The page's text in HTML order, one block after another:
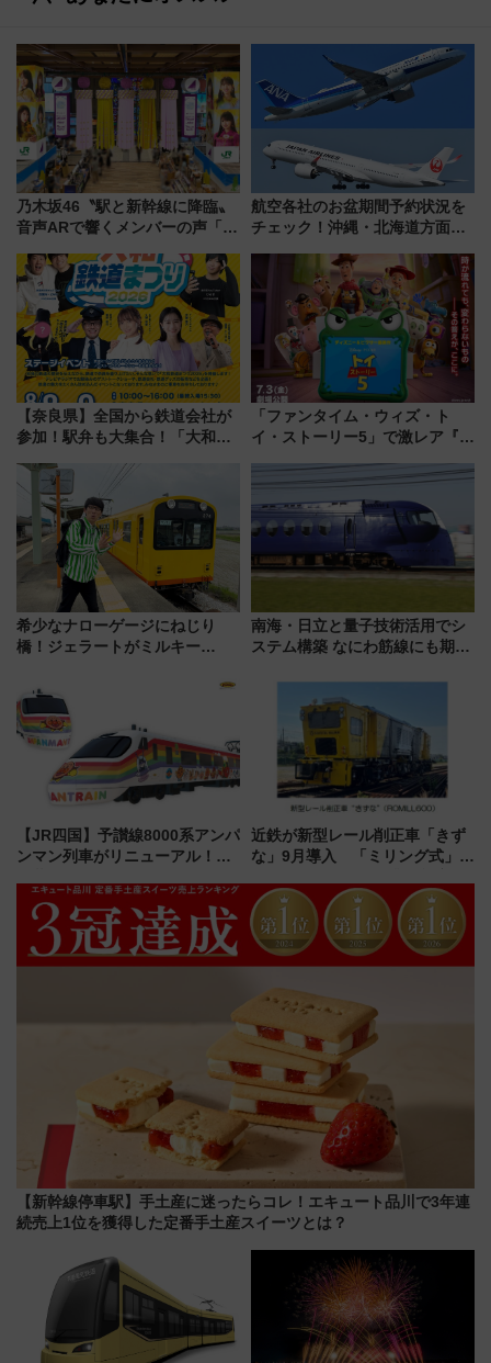
乃木坂46〝駅と新幹線に降臨〟
音声ARで響くメンバーの声「真
航空各社のお盆期間予約状況を
チェック！沖縄・北海道方面は
【奈良県】全国から鉄道会社が
参加！駅弁も大集合！「大和鉄
に開催決定
「ファンタイム・ウィズ・ト
イ・ストーリー5」で激レア『ロ
デコレーションも徹底解説
希少なナローゲージにねじり
橋！ジェラートがミルキー
278回目の舞台は「三岐鉄道北
勢線」
南海・日立と量子技術活用でシ
ステム構築 なにわ筋線にも期待
【JR四国】予讃線8000系アンパ
ンマン列車がリニューアル！内
今年12月
近鉄が新型レール削正車「きず
な」9月導入 「ミリング式」採
化！安全性や乗り心地の向上に
貢献するだけでなく、全線区で
活躍するための仕組みも
【新幹線停車駅】手土産に迷ったらコレ！エキュート品川で3年連
続売上1位を獲得した定番手土産スイーツとは？